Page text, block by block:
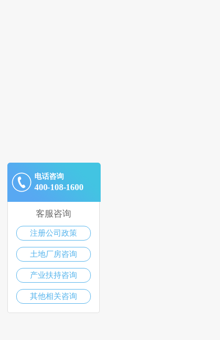
电话咨询
400-108-1600
客服咨询
注册公司政策
土地厂房咨询
产业扶持咨询
其他相关咨询